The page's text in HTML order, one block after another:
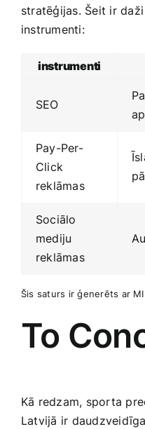
stratēģijas. Šeit ir
instrumenti:
instrumenti
SEO
Pay-Per-
Click
reklāmas
Sociālo
mediju
reklāmas
Šis saturs ir ģenerēts ar
To
Kā redzam, sporta
Latvijā ir